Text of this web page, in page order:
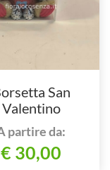
San
Valentino
partire da:
€ 30,00